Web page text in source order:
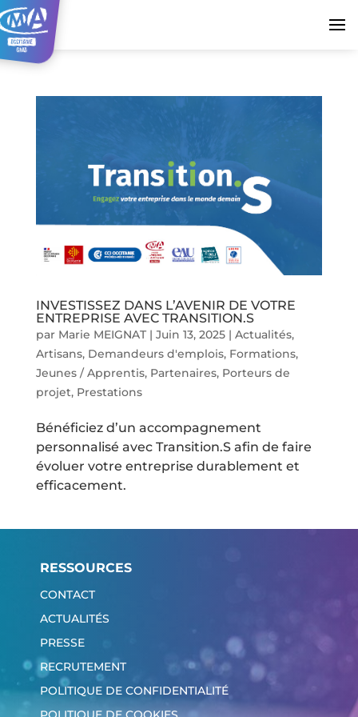
INVESTISSEZ DANS L’AVENIR DE VOTRE
ENTREPRISE AVEC TRANSITION.S
par Marie MEIGNAT| Juin 13, 2025| Actualités,
Artisans, Demandeurs d'emplois, Formations,
Jeunes / Apprentis, Partenaires, Porteurs de
projet, Prestations
Bénéficiez d’un accompagnement
personnalisé avec Transition.S afin de faire
évoluer votre entreprise durablement et
efficacement.
RESSOURCES
CONTACT
ACTUALITÉS
PRESSE
RECRUTEMENT
POLITIQUE DE CONFIDENTIALITÉ